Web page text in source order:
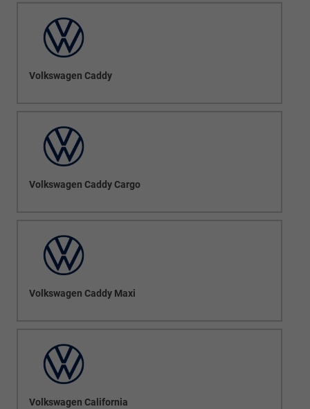
Volkswagen Caddy
Volkswagen Caddy Cargo
Volkswagen Caddy Maxi
Volkswagen California